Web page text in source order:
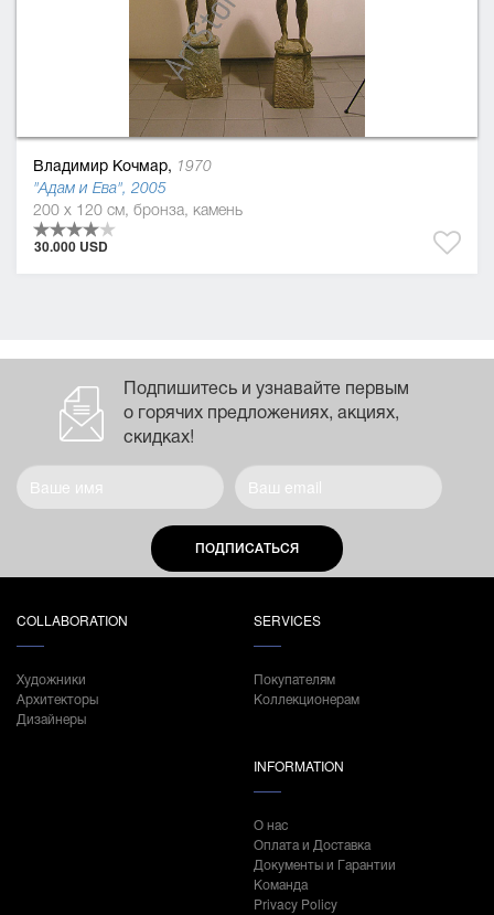
Владимир Кочмар, 1970
"Адам и Ева", 2005
200 x 120 см, бронза, камень
30.000 USD
Подпишитесь и узнавайте первым
о горячих предложениях, акциях,
скидках!
ПОДПИСАТЬСЯ
COLLABORATION
Художники
Архитекторы
Дизайнеры
SERVICES
Покупателям
Коллекционерам
INFORMATION
О нас
Оплата и Доставка
Документы и Гарантии
Команда
Privacy Policy